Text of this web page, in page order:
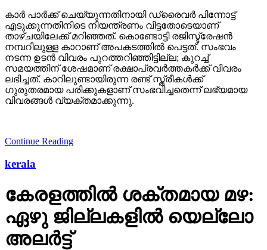
കാര്‍ പാര്‍ക്ക് ചെയ്യുന്നതിനായി ഡ്രൈവര്‍ പിന്നോട്ട്
എടുക്കുന്നതിനിടെ നിയന്ത്രണം വിട്ടതോടെയാണ്
താഴ്ചയിലേക്ക് മറിഞ്ഞത്. കൊണ്ടോട്ടി രജിസ്ട്രേഷന്‍
നമ്പറിലുള്ള കാറാണ് അപകടത്തില്‍ പെട്ടത്. സംഭവം
നടന്ന ഉടന്‍ വിവരം പുറത്തറിഞ്ഞിട്ടില്ല; കുറച്ച്
സമയത്തിന് ശേഷമാണ് രക്ഷാപ്രവര്‍ത്തകര്‍ക്ക് വിവരം
ലഭിച്ചത്. കാറിലുണ്ടായിരുന്ന രണ്ട് സ്ത്രീകള്‍ക്ക്
ഗുരുതരമായ പരിക്കുകളാണ് സംഭവിച്ചതെന്ന് ലഭ്യമായ
വിവരങ്ങള്‍ വ്യക്തമാക്കുന്നു.
Continue Reading
kerala
കേരളത്തില്‍ ശക്തമായ മഴ:
ഏഴു ജില്ലകളില്‍ യെല്ലോ
അലര്‍ട്ട്